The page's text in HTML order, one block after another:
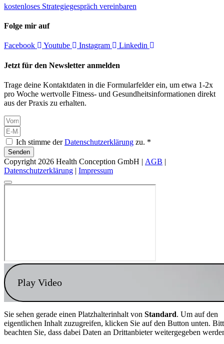
kostenloses Strategiegespräch vereinbaren
Folge mir auf
Facebook Youtube Instagram Linkedin
Jetzt für den Newsletter anmelden
Trage deine Kontaktdaten in die Formularfelder ein, um etwa 1-2x
pro Woche wertvolle Fitness- und Gesundheitsinformationen direkt
aus der Praxis zu erhalten.
Ich stimme derDatenschutzerklärung zu. *
Senden
Copyright 2026 Health Conception GmbH | AGB |
Datenschutzerklärung | Impressum
Play Video
Sie sehen gerade einen Platzhalterinhalt von Standard. Um auf den
eigentlichen Inhalt zuzugreifen, klicken Sie auf den Button unten.
beachten Sie, dass dabei Daten an Drittanbieter weitergegeben